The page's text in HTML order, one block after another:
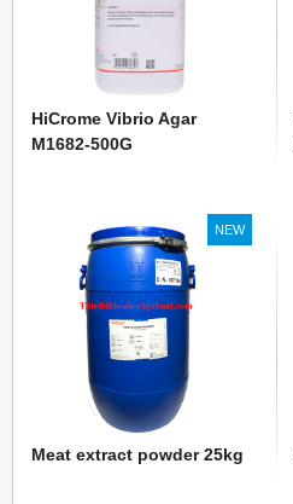
HiCrome Vibrio Agar
M1682-500G
NEW
Meat extract powder 25kg